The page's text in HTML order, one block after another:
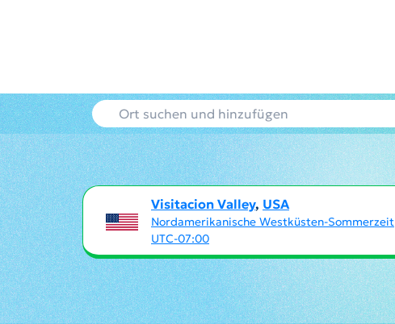
Visitacion Valley, USA
Nordamerikanische Westküsten-Sommerzeit
UTC-07:00